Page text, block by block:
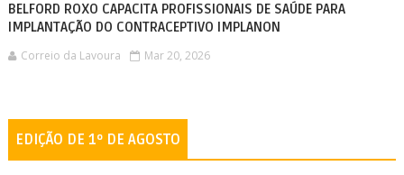
BELFORD ROXO CAPACITA PROFISSIONAIS DE SAÚDE PARA
IMPLANTAÇÃO DO CONTRACEPTIVO IMPLANON
Correio da Lavoura Mar 20, 2026
EDIÇÃO DE 1º DE AGOSTO